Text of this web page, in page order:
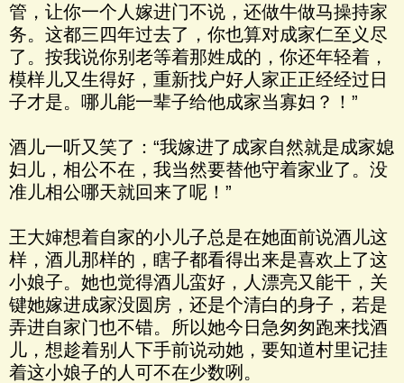
管，让你一个人嫁进门不说，还做牛做马操持家
务。这都三四年过去了，你也算对成家仁至义尽
了。按我说你别老等着那姓成的，你还年轻着，
模样儿又生得好，重新找户好人家正正经经过日
子才是。哪儿能一辈子给他成家当寡妇？！”
酒儿一听又笑了：“我嫁进了成家自然就是成家媳
妇儿，相公不在，我当然要替他守着家业了。没
准儿相公哪天就回来了呢！”
王大婶想着自家的小儿子总是在她面前说酒儿这
样，酒儿那样的，瞎子都看得出来是喜欢上了这
小娘子。她也觉得酒儿蛮好，人漂亮又能干，关
键她嫁进成家没圆房，还是个清白的身子，若是
弄进自家门也不错。所以她今日急匆匆跑来找酒
儿，想趁着别人下手前说动她，要知道村里记挂
着这小娘子的人可不在少数咧。